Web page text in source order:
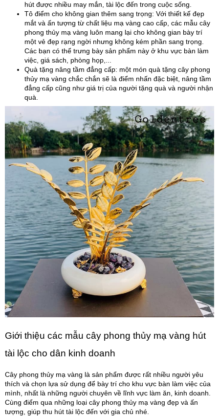
hút được nhiều may mắn, tài lộc đến trong cuộc sống.
Tô điểm cho không gian thêm sang trọng: Với thiết kế đẹp
mắt và ấn tượng từ chất liệu mạ vàng cao cấp, các mẫu cây
phong thủy mạ vàng luôn mang lại cho không gian bày trí
một vẻ đẹp rạng ngời nhưng không kém phần sang trọng.
Các bạn có thể trưng bày sản phẩm này ở khu vực bàn làm
việc, giá sách, phòng họp,...
Quà tặng nâng tầm đẳng cấp: một món quà tặng cây phong
thủy mạ vàng chắc chắn sẽ là điểm nhấn đặc biệt, nâng tầm
đẳng cấp cũng như giá trị của người tặng quà và người nhận
quà.
Giới thiệu các mẫu cây phong thủy mạ vàng hút
tài lộc cho dân kinh doanh
Cây phong thủy mạ vàng là sản phẩm được rất nhiều người yêu
thích và chọn lựa sử dụng để bày trí cho khu vực bàn làm việc của
mình, nhất là những người chuyên về lĩnh vực làm ăn, kinh doanh.
Cùng điểm qua những loại cây phong thủy mạ vàng đẹp và ấn
tượng, giúp thu hút tài lộc đến với gia chủ nhé.